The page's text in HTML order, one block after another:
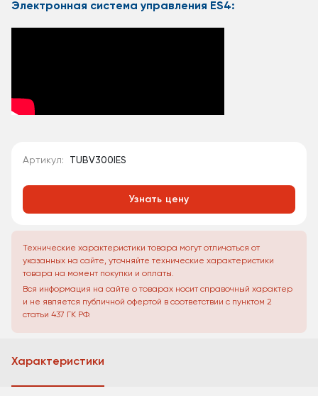
Электронная система управления ES4:
Артикул: TUBV300IES
Узнать цену
Технические характеристики товара могут отличаться от
указанных на сайте, уточняйте технические характеристики
товара на момент покупки и оплаты.
Вся информация на сайте о товарах носит справочный характер
и не является публичной офертой в соответствии с пунктом 2
статьи 437 ГК РФ.
Характеристики